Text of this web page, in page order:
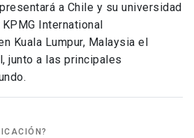
a Chile y su universidad
International
Kuala Lumpur, Malaysia el
junto a las principales